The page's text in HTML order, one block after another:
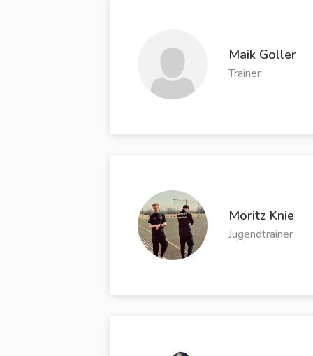
Maik Goller
Trainer
Moritz Knie
Jugendtrainer